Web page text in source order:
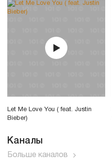
Let Me Love You ( feat. Justin
Bieber)
Каналы
Больше каналов